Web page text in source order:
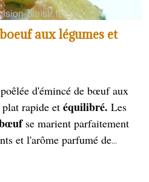
aux légumes et
poêlée d'émincé de bœuf aux
rapide et équilibré. Les
se marient parfaitement
et l'arôme parfumé de